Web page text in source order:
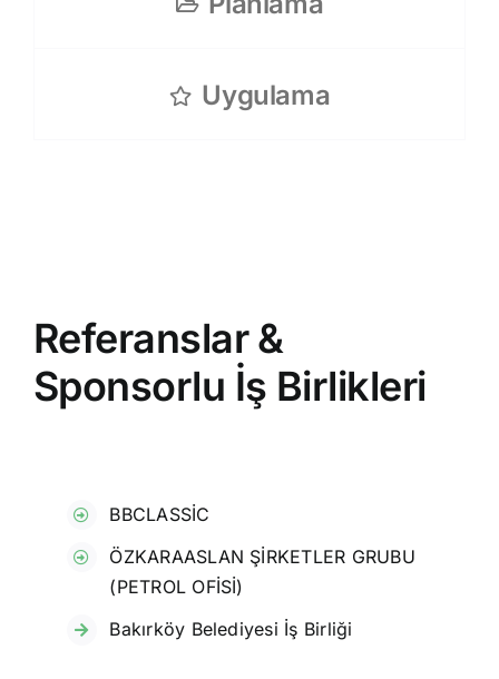
Uygulama
Referanslar &
Sponsorlu İş Birlikleri
BBCLASSİC
ÖZKARAASLAN ŞİRKETLER GRUBU
(PETROL OFİSİ)
Bakırköy Belediyesi İş Birliği